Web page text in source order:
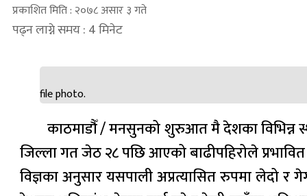
प्रकाशित मिति : २०७८ असार ३ गते
पढ्न लाग्ने समय : 4 मिनेट
file photo.
काठमाडौँ / मनसुनको शुरुआत मै देशका विभिन्न
जिल्ला गत जेठ २८ पछि आएको बाढीपहिरोले
विज्ञका अनुसार यसपाली अप्रत्यासित रुपमा लेदो र